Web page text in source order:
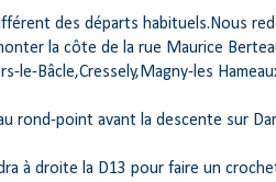
des départs habituels.Nous
la côte de la rue Maurice
le-Bâcle,Cressely,Magny-les
rond-point avant la descente sur
à droite la D13 pour faire un